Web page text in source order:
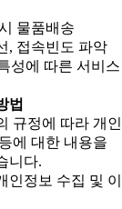
물품배송
, 접속빈도 파악
성에 따른 서비스
법
규정에 따라 개인
에 대한 내용을
니다.
정보 수집 및 이